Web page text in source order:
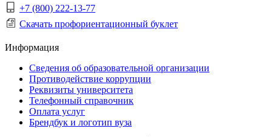
+7 (800) 222-13-77
Скачать профориентационный буклет
Информация
Сведения об образовательной организации
Противодействие коррупции
Реквизиты университета
Телефонный справочник
Оплата услуг
Брендбук и логотип вуза